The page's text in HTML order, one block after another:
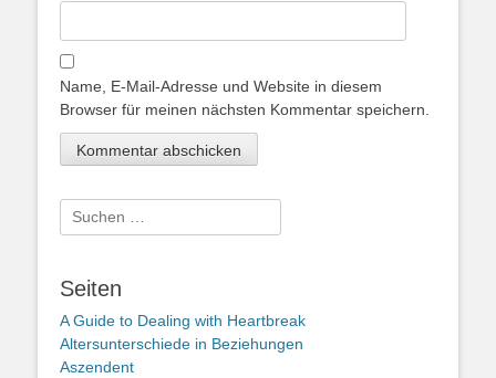
Name, E-Mail-Adresse und Website in diesem
Browser für meinen nächsten Kommentar speichern.
Suche
nach:
Seiten
A Guide to Dealing with Heartbreak
Altersunterschiede in Beziehungen
Aszendent